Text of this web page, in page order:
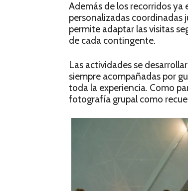
Además de los recorridos
personalizadas coordinadas
permite adaptar las visitas
de cada contingente.
Las actividades se
siempre acompañadas por
toda la experiencia. Como
fotografía grupal como